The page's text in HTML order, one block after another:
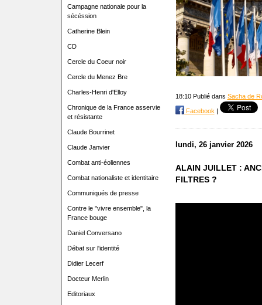
Campagne nationale pour la
sécéssion
Catherine Blein
CD
Cercle du Coeur noir
Cercle du Menez Bre
Charles-Henri d'Elloy
Chronique de la France asservie
et résistante
Claude Bourrinet
Claude Janvier
Combat anti-éoliennes
Combat nationaliste et identitaire
Communiqués de presse
Contre le "vivre ensemble", la
France bouge
Daniel Conversano
Débat sur l'identité
Didier Lecerf
Docteur Merlin
Editoriaux
18:10 Publié dans Sacha de
Facebook |
lundi, 26 janvier 2026
ALAIN JUILLET :
FILTRES ?